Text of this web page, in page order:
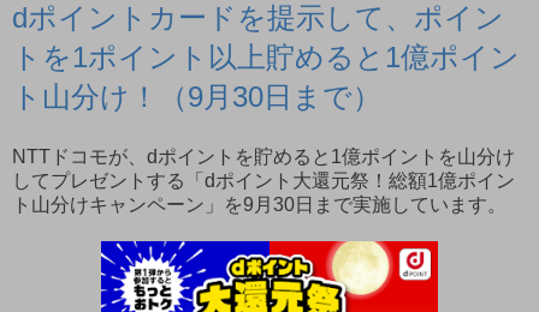
dポイントカードを提示して、ポイン
トを1ポイント以上貯めると1億ポイン
ト山分け！（9月30日まで）
NTTドコモが、dポイントを貯めると1億ポイントを山分け
してプレゼントする「dポイント大還元祭！総額1億ポイン
ト山分けキャンペーン」を9月30日まで実施しています。